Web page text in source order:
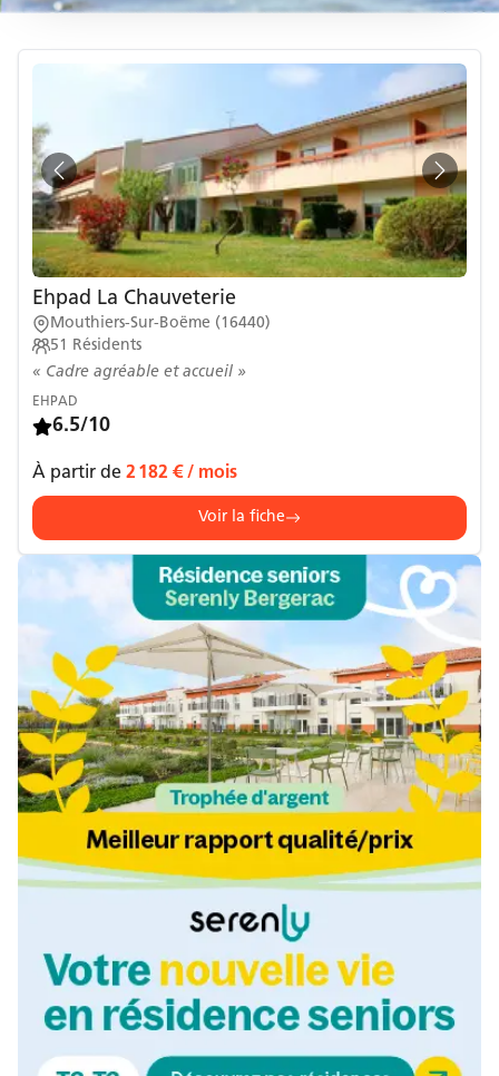
Ehpad La Chauveterie
Mouthiers-Sur-Boëme ( 16440)
51 Résidents
« Cadre agréable et accueil »
EHPAD
6.5/10
À partir de 2 182 €/ mois
Voir la fiche